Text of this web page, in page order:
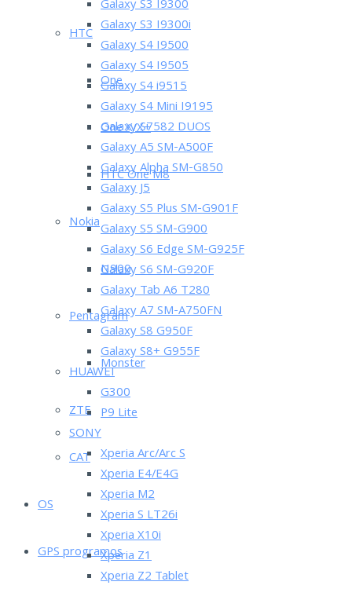
HTC
One
One X/X+
HTC One M8
Nokia
N900
Pentagram
Monster
ZTE
CAT
OS
GPS programos
Galaxy S3 I9300
Galaxy S3 I9300i
Galaxy S4 I9500
Galaxy S4 I9505
Galaxy S4 i9515
Galaxy S4 Mini I9195
Galaxy S7582 DUOS
Galaxy A5 SM-A500F
Galaxy Alpha SM-G850
Galaxy J5
Galaxy S5 Plus SM-G901F
Galaxy S5 SM-G900
Galaxy S6 Edge SM-G925F
Galaxy S6 SM-G920F
Galaxy Tab A6 T280
Galaxy A7 SM-A750FN
Galaxy S8 G950F
Galaxy S8+ G955F
HUAWEI
G300
P9 Lite
SONY
Xperia Arc/Arc S
Xperia E4/E4G
Xperia M2
Xperia S LT26i
Xperia X10i
Xperia Z1
Xperia Z2 Tablet